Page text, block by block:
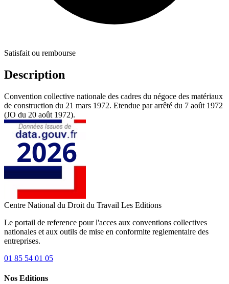
Satisfait ou rembourse
Description
Convention collective nationale des cadres du négoce des matériaux
de construction du 21 mars 1972. Etendue par arrêté du 7 août 1972
(JO du 20 août 1972).
Centre National du Droit du Travail Les Editions
Le portail de reference pour l'acces aux conventions collectives
nationales et aux outils de mise en conformite reglementaire des
entreprises.
01 85 54 01 05
Nos Editions